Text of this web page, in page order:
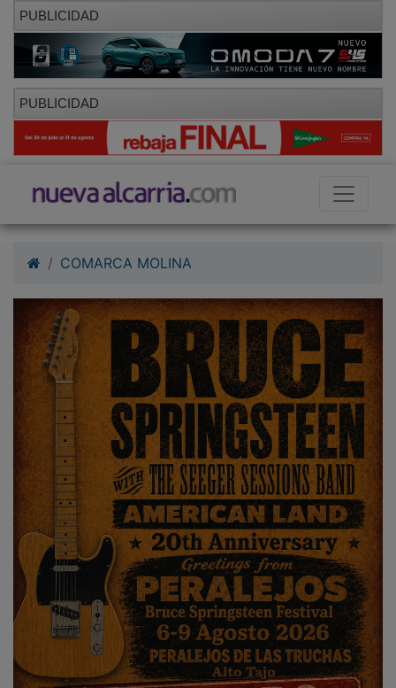
PUBLICIDAD
PUBLICIDAD